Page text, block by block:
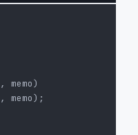
, memo)
, memo);